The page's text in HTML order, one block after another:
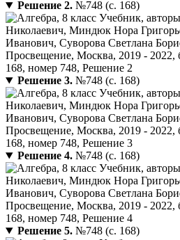
Решение 2.№748 (с. 168)
Решение 3.№748 (с. 168)
Решение 4.№748 (с. 168)
Решение 5.№748 (с. 168)